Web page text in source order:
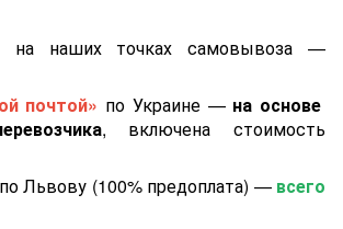
на наших точках самовывоза —
почтой» по Украине — на основе
, включена стоимость
Львову (100% предоплата) — всего